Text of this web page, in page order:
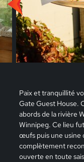
Paix et tranquillité
Gate Guest House.
abords de la rivière
Winnipeg. Ce lieu
œufs puis une usine
complètement
ouverte en toute